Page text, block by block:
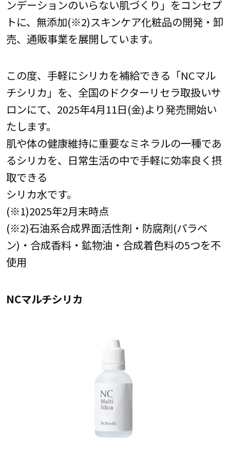
ンデーションのいらない肌づくり」をコンセプ
トに、無添加(※2)スキンケア化粧品の開発・卸
売、通販事業を展開しています。
この度、手軽にシリカを補給できる「NCマル
チシリカ」を、全国のドクターリセラ取扱いサ
ロンにて、2025年4月11日(金)より発売開始い
たします。
肌や体の健康維持に重要なミネラルの一種であ
るシリカを、日常生活の中で手軽に効率良く摂
取できる
シリカ水です。
(※1)2025年2月末時点
(※2)石油系合成界面活性剤・防腐剤(パラベ
ン)・合成香料・鉱物油・合成着色料の5つを不
使用
NCマルチシリカ